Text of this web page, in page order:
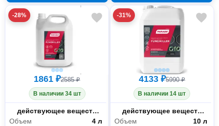
-28%
1861 ₽2585 ₽
В наличии 34 шт
Состав
действующее вещество, вода.
Объем
4 л
-31%
4133 ₽5990 ₽
В наличии 14 шт
Состав
действующее вещество, вода
Объем
10 л